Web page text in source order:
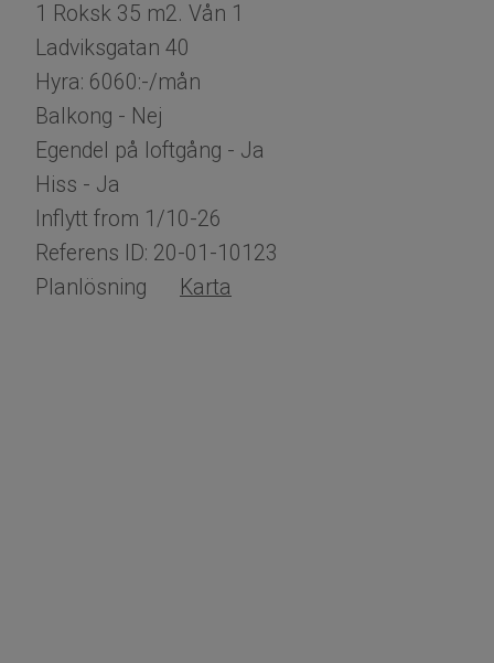
1 Roksk 35 m2. Vån 1
Ladviksgatan 40
Hyra: 6060:-/mån
Balkong - Nej
​​​​​​​Egendel på loftgång - Ja
Hiss - Ja
Inflytt from 1/10-26
Referens ID: 20-01-10123
Planlösning
Karta